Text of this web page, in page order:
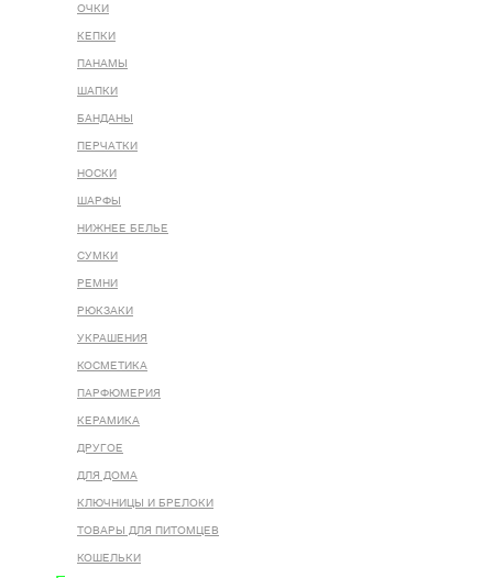
ОЧКИ
КЕПКИ
ПАНАМЫ
ШАПКИ
БАНДАНЫ
ПЕРЧАТКИ
НОСКИ
ШАРФЫ
НИЖНЕЕ БЕЛЬЕ
СУМКИ
РЕМНИ
РЮКЗАКИ
УКРАШЕНИЯ
КОСМЕТИКА
ПАРФЮМЕРИЯ
КЕРАМИКА
ДРУГОЕ
ДЛЯ ДОМА
КЛЮЧНИЦЫ И БРЕЛОКИ
ТОВАРЫ ДЛЯ ПИТОМЦЕВ
КОШЕЛЬКИ